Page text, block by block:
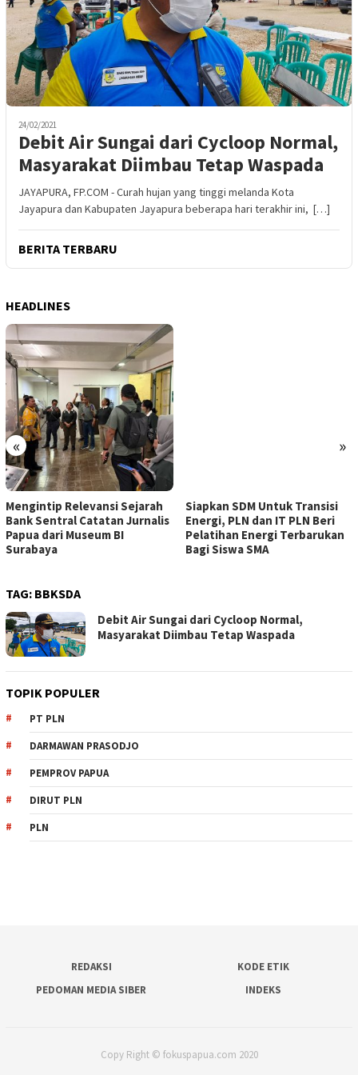
24/02/2021
Debit Air Sungai dari Cycloop Normal,
Masyarakat Diimbau Tetap Waspada
JAYAPURA, FP.COM - Curah hujan yang tinggi melanda Kota
Jayapura dan Kabupaten Jayapura beberapa hari terakhir ini, […]
BERITA TERBARU
HEADLINES
« »
Mengintip Relevansi Sejarah
Bank Sentral Catatan Jurnalis
Papua dari Museum BI
Surabaya
Siapkan SDM Untuk Transisi
Energi, PLN dan IT PLN Beri
Pelatihan Energi Terbarukan
Bagi Siswa SMA
TAG: BBKSDA
Debit Air Sungai dari Cycloop Normal,
Masyarakat Diimbau Tetap Waspada
TOPIK POPULER
PT PLN
DARMAWAN PRASODJO
PEMPROV PAPUA
DIRUT PLN
PLN
REDAKSI
KODE ETIK
PEDOMAN MEDIA SIBER
INDEKS
Copy Right © fokuspapua.com 2020